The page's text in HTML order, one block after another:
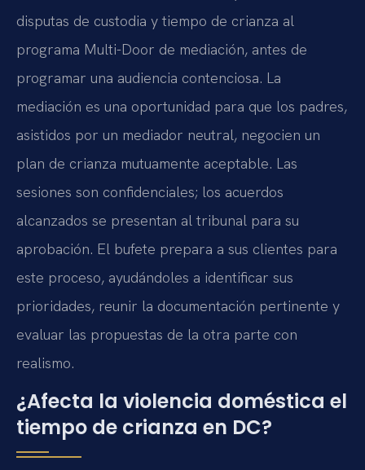
disputas de custodia y tiempo de crianza al
programa Multi-Door de mediación, antes de
programar una audiencia contenciosa. La
mediación es una oportunidad para que los padres,
asistidos por un mediador neutral, negocien un
plan de crianza mutuamente aceptable. Las
sesiones son confidenciales; los acuerdos
alcanzados se presentan al tribunal para su
aprobación. El bufete prepara a sus clientes para
este proceso, ayudándoles a identificar sus
prioridades, reunir la documentación pertinente y
evaluar las propuestas de la otra parte con
realismo.
¿Afecta la violencia doméstica el
tiempo de crianza en DC?